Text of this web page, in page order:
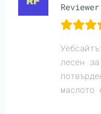
Reviewer
лесен
маслото